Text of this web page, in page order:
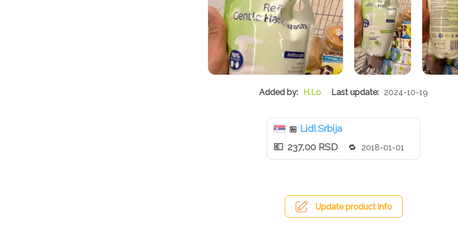
H.Lo 2024-10-19
🏪 Lidl Srbija
237,00 RSD
2018-01-01
Update product info